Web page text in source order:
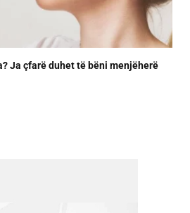
Ja çfarë duhet të bëni menjëherë